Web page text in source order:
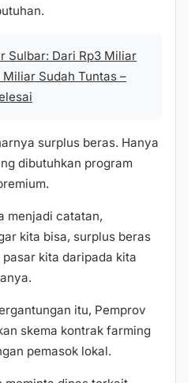
Sulbar: Dari Rp3 Miliar
Miliar Sudah Tuntas –
surplus beras. Hanya
dibutuhkan program
menjadi catatan,
kita bisa, surplus beras
kita daripada kita
itu, Pemprov
skema kontrak farming
pemasok lokal.